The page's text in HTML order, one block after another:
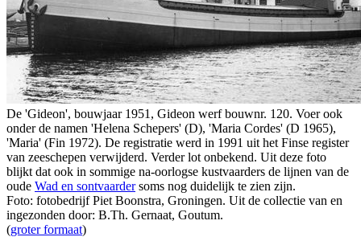
De 'Gideon', bouwjaar 1951, Gideon werf bouwnr. 120. Voer ook
onder de namen 'Helena Schepers' (D), 'Maria Cordes' (D 1965),
'Maria' (Fin 1972). De registratie werd in 1991 uit het Finse register
van zeeschepen verwijderd. Verder lot onbekend. Uit deze foto
blijkt dat ook in sommige na-oorlogse kustvaarders de lijnen van de
oude Wad en sontvaardersoms nog duidelijk te zien zijn.
Foto: fotobedrijf Piet Boonstra, Groningen. Uit de collectie van en
ingezonden door: B.Th. Gernaat, Goutum.
(groter formaat)